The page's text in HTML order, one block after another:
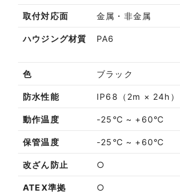
取付対応面 金属・非金属
ハウジング材質 PA6
色 ブラック
防水性能 IP68（2m × 24h）
動作温度 -25℃ ~ +60℃
保管温度 -25℃ ~ +60℃
改ざん防止 ○
ATEX準拠 ○